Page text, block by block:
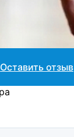
Оставить отзыв